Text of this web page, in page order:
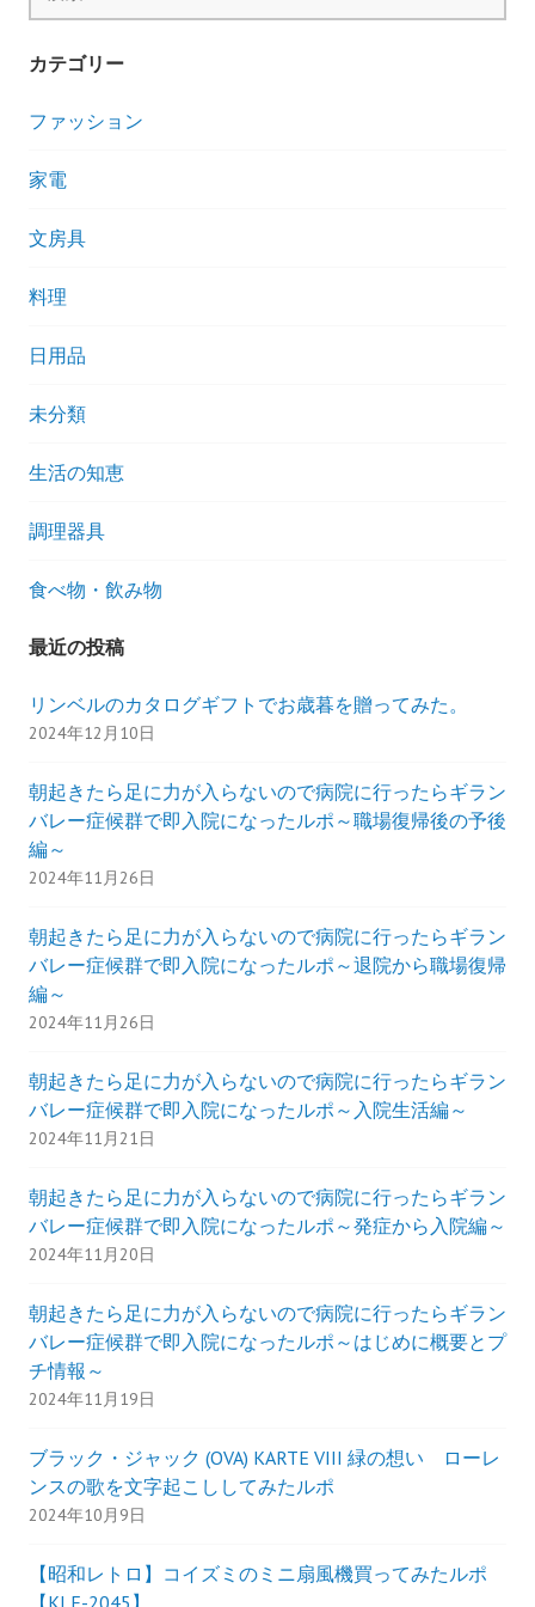
索:
カテゴリー
ファッション
家電
文房具
料理
日用品
未分類
生活の知恵
調理器具
食べ物・飲み物
最近の投稿
リンベルのカタログギフトでお歳暮を贈ってみた。
2024年12月10日
朝起きたら足に力が入らないので病院に行ったらギラン
バレー症候群で即入院になったルポ～職場復帰後の予後
編～
2024年11月26日
朝起きたら足に力が入らないので病院に行ったらギラン
バレー症候群で即入院になったルポ～退院から職場復帰
編～
2024年11月26日
朝起きたら足に力が入らないので病院に行ったらギラン
バレー症候群で即入院になったルポ～入院生活編～
2024年11月21日
朝起きたら足に力が入らないので病院に行ったらギラン
バレー症候群で即入院になったルポ～発症から入院編～
2024年11月20日
朝起きたら足に力が入らないので病院に行ったらギラン
バレー症候群で即入院になったルポ～はじめに概要とプ
チ情報～
2024年11月19日
ブラック・ジャック (OVA) KARTE VIII 緑の想い ローレ
ンスの歌を文字起こししてみたルポ
2024年10月9日
【昭和レトロ】コイズミのミニ扇風機買ってみたルポ